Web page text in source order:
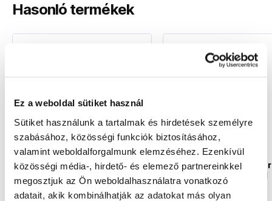
Ez a weboldal sütiket használ
Sütiket használunk a tartalmak és hirdetések személyre
szabásához, közösségi funkciók biztosításához,
valamint weboldalforgalmunk elemzéséhez. Ezenkívül
közösségi média-, hirdető- és elemező partnereinkkel
megosztjuk az Ön weboldalhasználatra vonatkozó
adatait, akik kombinálhatják az adatokat más olyan
Hasonló termékek
FISKARS 1028373 - Ergo
kerti kosár 56c56x70 cm
1028373
FISKARS 1015646 -
Összecsukható kosár
kerti hulladékhoz 56 l
1015646